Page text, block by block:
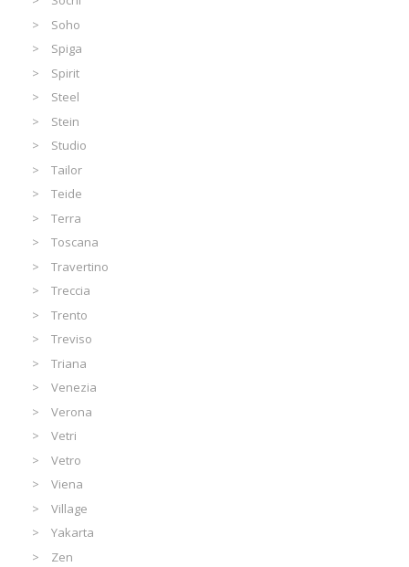
Soho
Spiga
Spirit
Steel
Stein
Studio
Tailor
Teide
Terra
Toscana
Travertino
Treccia
Trento
Treviso
Triana
Venezia
Verona
Vetri
Vetro
Viena
Village
Yakarta
Zen